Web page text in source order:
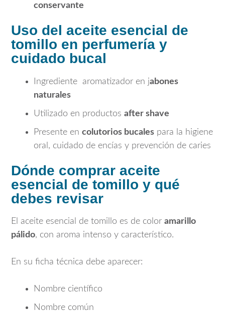
conservante
Uso del aceite esencial de
tomillo en perfumería y
cuidado bucal
Ingrediente aromatizador en jabones
naturales
Utilizado en productos after shave
Presente en colutorios bucales para la higiene
oral, cuidado de encías y prevención de caries
Dónde comprar aceite
esencial de tomillo y qué
debes revisar
El aceite esencial de tomillo es de color amarillo
pálido, con aroma intenso y característico.
En su ficha técnica debe aparecer:
Nombre científico
Nombre común